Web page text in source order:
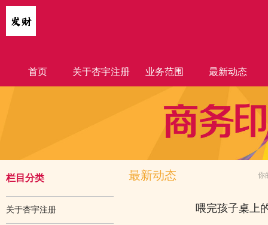
首页 关于杏宇注册 业务范围 最新动态
栏目分类
关于杏宇注册
最新动态 你
喂完孩子桌上